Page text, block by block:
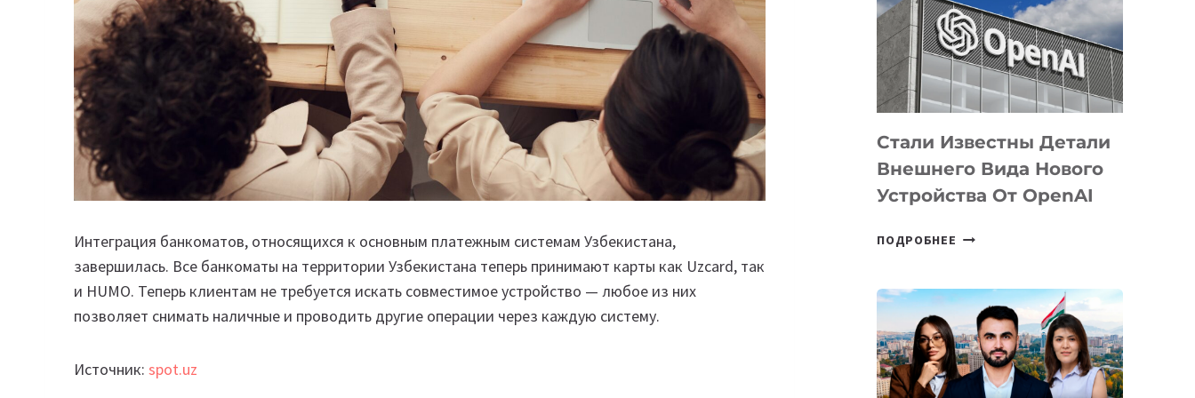
Интеграция банкоматов, относящихся к основным платежным системам Узбекистана,
завершилась. Все банкоматы на территории Узбекистана теперь принимают карты как Uzcard, так
и HUMO. Теперь клиентам не требуется искать совместимое устройство — любое из них
позволяет снимать наличные и проводить другие операции через каждую систему.
Источник: spot.uz
ЗАДАЧИ
ПО
РАЗВИТИЮ
ЭКОСИСТЕМЫ
ИСКУССТВЕННОГО
Стали Известны Детали
Внешнего Вида Нового
Устройства От OpenAI
ПОДРОБНЕЕ СТАЛИ
ВНЕШНЕГО
ВИДА
НОВОГО
УСТРОЙСТВА